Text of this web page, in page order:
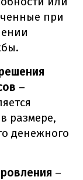
при
–
размере,
денежного
–